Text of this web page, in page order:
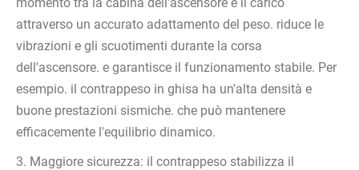
attraverso un accurato adattamento del peso. riduce le
vibrazioni e gli scuotimenti durante la corsa
dell'ascensore. e garantisce il funzionamento stabile. Per
esempio. il contrappeso in ghisa ha un'alta densità e
buone prestazioni sismiche. che può mantenere
efficacemente l'equilibrio dinamico.
3. Maggiore sicurezza: il contrappeso stabilizza il